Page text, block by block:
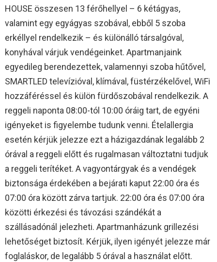
HOUSE összesen 13 férőhellyel – 6 kétágyas,
valamint egy egyágyas szobával, ebből 5 szoba
erkéllyel rendelkezik – és különálló társalgóval,
konyhával várjuk vendégeinket. Apartmanjaink
egyedileg berendezettek, valamennyi szoba hűtővel,
SMARTLED televízióval, klímával, füstérzékelővel, WiFi
hozzáféréssel és külön fürdőszobával rendelkezik. A
reggeli naponta 08:00-tól 10:00 óráig tart, de egyéni
igényeket is figyelembe tudunk venni. Ételallergia
esetén kérjük jelezze ezt a házigazdának legalább 2
órával a reggeli előtt és rugalmasan változtatni tudjuk
a reggeli terítéket. A vagyontárgyak és a vendégek
biztonsága érdekében a bejárati kaput 22:00 óra és
07:00 óra között zárva tartjuk. 22:00 óra és 07:00 óra
közötti érkezési és távozási szándékát a
szállásadónál jelezheti. Apartmanházunk grillezési
lehetőséget biztosít. Kérjük, ilyen igényét jelezze már
foglaláskor, de legalább 5 órával a használat előtt.